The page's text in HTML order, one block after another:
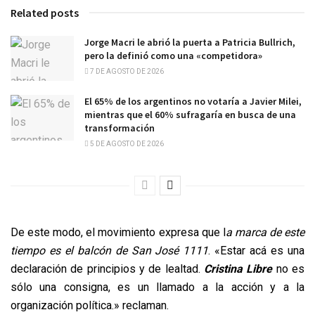
Related posts
Jorge Macri le abrió la puerta a Patricia Bullrich,
pero la definió como una «competidora»
7 DE AGOSTO DE 2026
El 65% de los argentinos no votaría a Javier Milei,
mientras que el 60% sufragaría en busca de una
transformación
5 DE AGOSTO DE 2026
De este modo, el movimiento expresa que l a marca de este
tiempo es el balcón de San José 1111. «Estar acá es una
declaración de principios y de lealtad. Cristina Libreno es
sólo una consigna, es un llamado a la acción y a la
organización política.» reclaman.